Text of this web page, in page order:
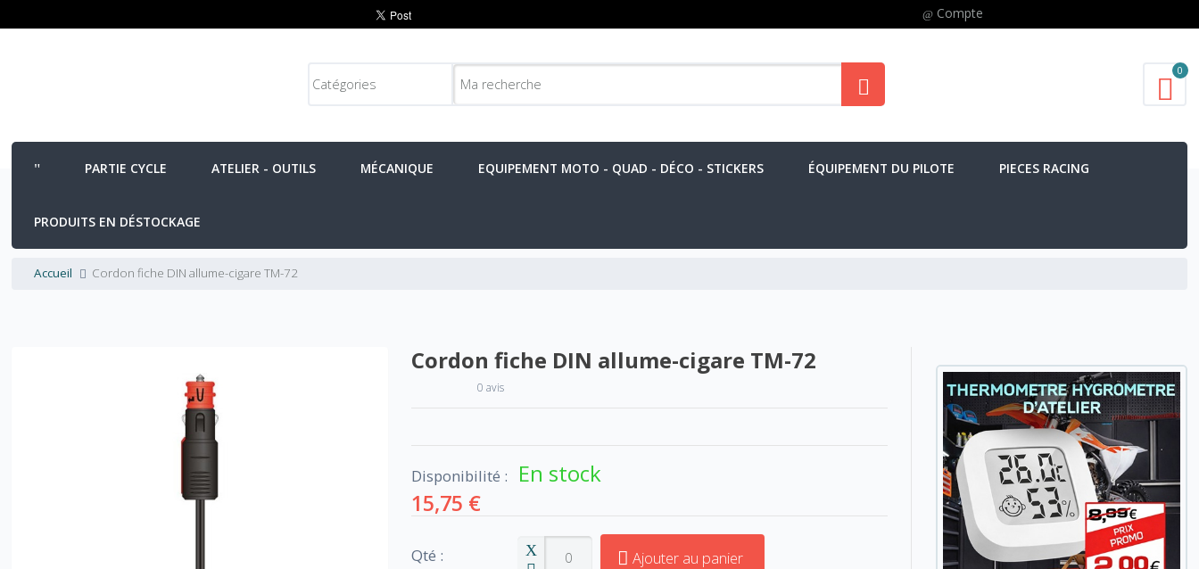
Compte
0
PARTIE CYCLE ATELIER - OUTILS MÉCANIQUE EQUIPEMENT MOTO - QUAD - DÉCO - STICKERS ÉQUIPEMENT DU PILOTE PIECES RACING
PRODUITS EN DÉSTOCKAGE
Accueil Cordon fiche DIN allume-cigare TM-72
Cordon fiche DIN allume-cigare TM-72
0 avis
Disponibilité : En stock
15,75 €
Qté : Ajouter au panier